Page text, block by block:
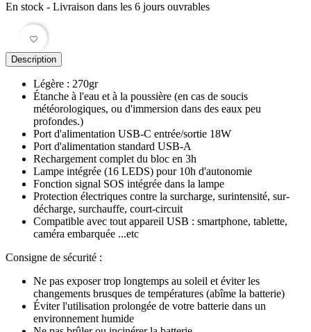
En stock - Livraison dans les 6 jours ouvrables
favorite_border
Description
Légère : 270gr
Étanche à l'eau et à la poussière (en cas de soucis
météorologiques, ou d'immersion dans des eaux peu
profondes.)
Port d'alimentation USB-C entrée/sortie 18W
Port d'alimentation standard USB-A
Rechargement complet du bloc en 3h
Lampe intégrée (16 LEDS) pour 10h d'autonomie
Fonction signal SOS intégrée dans la lampe
Protection électriques contre la surcharge, surintensité, sur-
décharge, surchauffe, court-circuit
Compatible avec tout appareil USB : smartphone, tablette,
caméra embarquée ...etc
Consigne de sécurité :
Ne pas exposer trop longtemps au soleil et éviter les
changements brusques de températures (abîme la batterie)
Éviter l'utilisation prolongée de votre batterie dans un
environnement humide